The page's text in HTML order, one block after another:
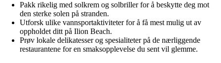
Pakk rikelig med solkrem og solbriller for å beskytte deg mot
den sterke solen på stranden.
Utforsk ulike vannsportaktiviteter for å få mest mulig ut av
oppholdet ditt på Ilion Beach.
Prøv lokale delikatesser og spesialiteter på de nærliggende
restaurantene for en smaksopplevelse du sent vil glemme.